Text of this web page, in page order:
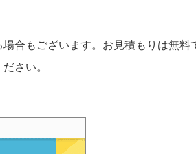
合もございます。お見積もりは無料
さい。